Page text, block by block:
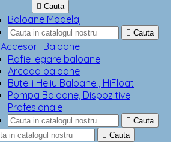
 Cauta
Baloane Modelaj
 Cauta
Accesorii Baloane
Rafie legare baloane
Arcada baloane
Butelii Heliu Baloane , HiFloat
Pompa Baloane, Dispozitive
Profesionale
 Cauta
 Cauta